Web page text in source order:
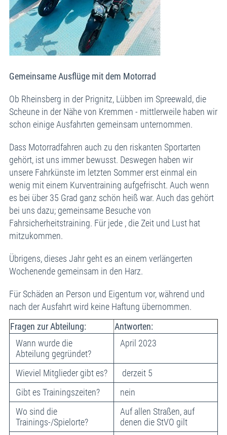
Gemeinsame Ausflüge mit dem Motorrad
Ob Rheinsberg in der Prignitz, Lübben im Spreewald, die
Scheune in der Nähe von Kremmen - mittlerweile haben wir
schon einige Ausfahrten gemeinsam unternommen.
Dass Motorradfahren auch zu den riskanten Sportarten
gehört, ist uns immer bewusst. Deswegen haben wir
unsere Fahrkünste im letzten Sommer erst einmal ein
wenig mit einem Kurventraining aufgefrischt. Auch wenn
es bei über 35 Grad ganz schön heiß war. Auch das gehört
bei uns dazu; gemeinsame Besuche von
Fahrsicherheitstraining. Für jede , die Zeit und Lust hat
mitzukommen.
Übrigens, dieses Jahr geht es an einem verlängerten
Wochenende gemeinsam in den Harz.
Für Schäden an Person und Eigentum vor, während und
nach der Ausfahrt wird keine Haftung übernommen.
Fragen zur Abteilung:
Antworten:
Wann wurde die
Abteilung gegründet?
April 2023
Wieviel Mitglieder gibt es?
derzeit 5
Gibt es Trainingszeiten?
nein
Wo sind die
Trainings-/Spielorte?
Auf allen Straßen, auf
denen die StVO gilt